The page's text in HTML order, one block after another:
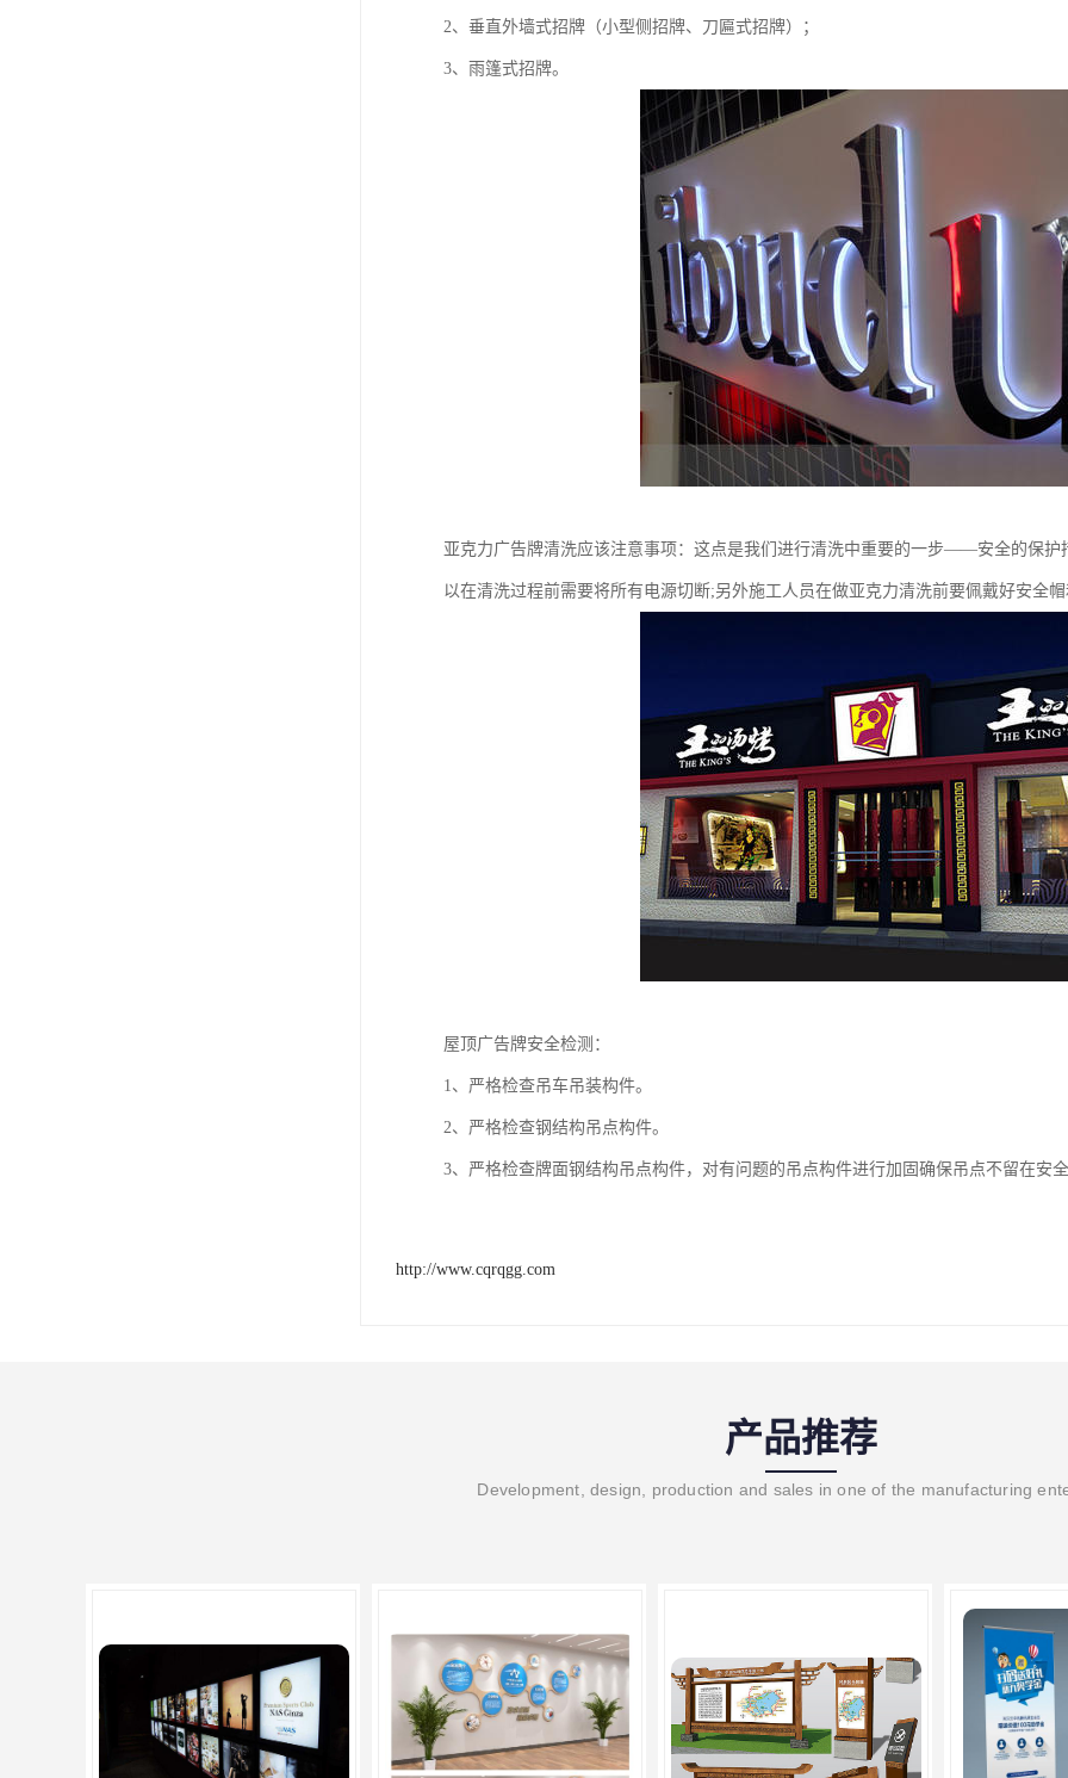
2、垂直外墙式招牌（小型侧招牌、刀匾式招牌）；
3、雨篷式招牌。
亚克力广告牌清洗应该注意事项：这点是我们进行清洗中重要的一步——安全的保护
以在清洗过程前需要将所有电源切断;另外施工人员在做亚克力清洗前要佩戴好安全
屋顶广告牌安全检测：
1、严格检查吊车吊装构件。
2、严格检查钢结构吊点构件。
3、严格检查牌面钢结构吊点构件，对有问题的吊点构件进行加固确保吊点不留在安
http://www.cqrqgg.com
产品推荐
Development, design, production and sales in one of the manufacturing